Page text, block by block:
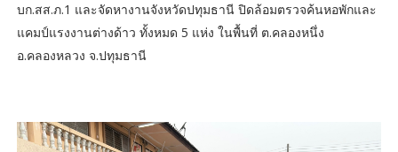
บก.สส.ภ.1 และจัดหางานจังหวัดปทุมธานี ปิดล้อมตรวจค้นหอพักและ
แคมป์แรงงานต่างด้าว ทั้งหมด 5 แห่ง ในพื้นที่ ต.คลองหนึ่ง
อ.คลองหลวง จ.ปทุมธานี